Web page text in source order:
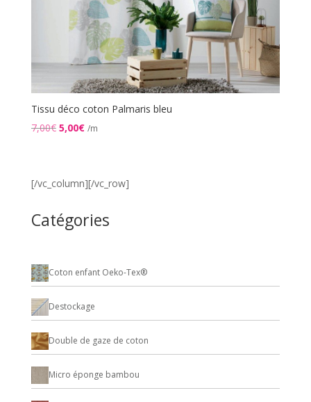
Catégories
Coton enfant Oeko-Tex®
Destockage
Double de gaze de coton
Micro éponge bambou
Tissu déco coton Palmaris bleu
7,00€ Le
était :
5,00€Le
est :
/m
[/vc_column][/vc_row]